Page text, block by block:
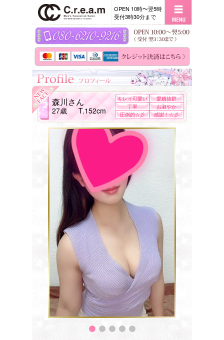
OPEN 10時〜翌5時
受付3時30分まで
森川さん
27歳 T.152cm
キレイ可愛い
系
愛嬌抜群
丁寧
お淑やか
圧倒的☆彡
感謝！☆彡